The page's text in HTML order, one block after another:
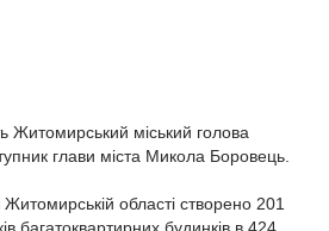
Житомирський міський голова
глави міста Микола Боровець.
області створено 201